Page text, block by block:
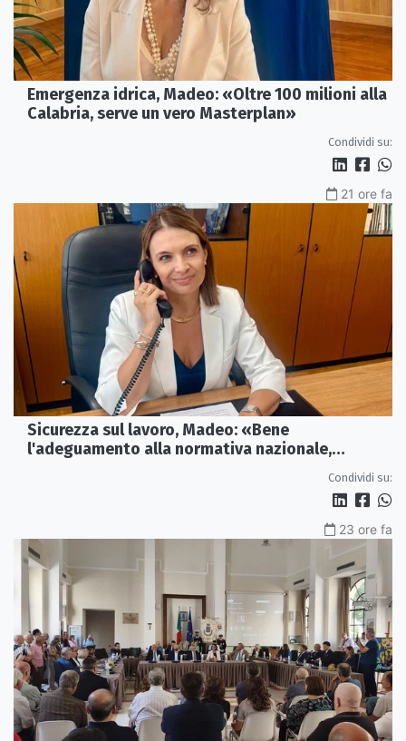
Emergenza idrica, Madeo: «Oltre 100 milioni alla
Calabria, serve un vero Masterplan»
Condividi su:
21 ore fa
Sicurezza sul lavoro, Madeo: «Bene
l'adeguamento alla normativa nazionale,
Condividi su:
23 ore fa